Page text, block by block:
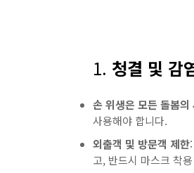
1. 청결 및 감
손 위생은 모든 돌봄의
사용해야 합니다.
외출객 및 방문객 제한
고, 반드시 마스크 착